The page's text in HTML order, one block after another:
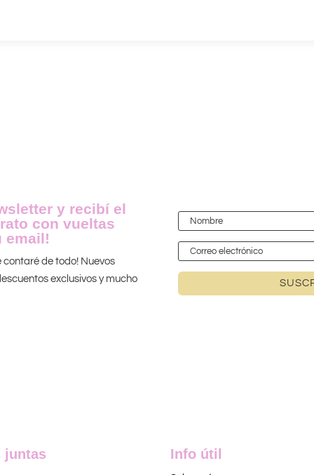
y recibí el
con vueltas
email!
contaré de todo! Nuevos
exclusivos y mucho
juntas Info útil